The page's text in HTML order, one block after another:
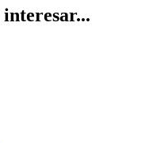
interesar...